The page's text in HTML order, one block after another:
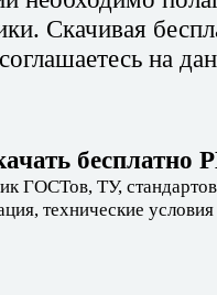
Скачивая
на
бесплатно
ГОСТов, ТУ,
технические условия